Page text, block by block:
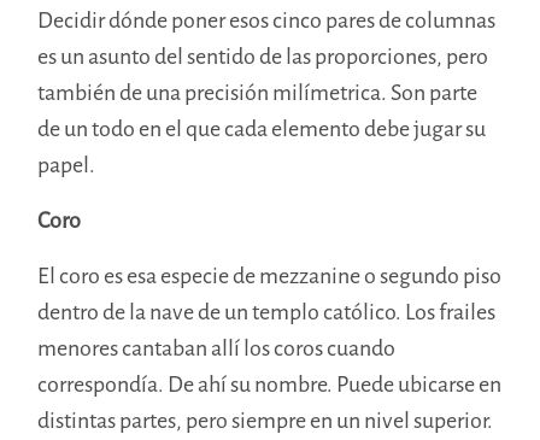
Decidir dónde poner esos cinco pares de columnas
es un asunto del sentido de las proporciones, pero
también de una precisión milímetrica. Son parte
de un todo en el que cada elemento debe jugar su
papel.
Coro
El coro es esa especie de mezzanine o segundo piso
dentro de la nave de un templo católico. Los frailes
menores cantaban allí los coros cuando
correspondía. De ahí su nombre. Puede ubicarse en
distintas partes, pero siempre en un nivel superior.